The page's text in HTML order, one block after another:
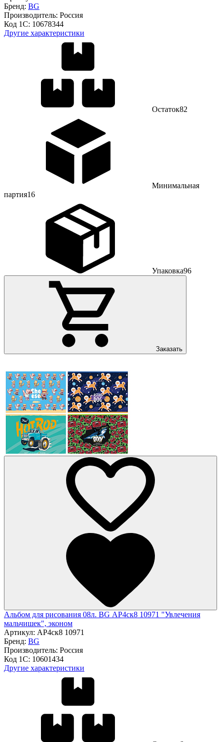
Бренд: BG
Производитель: Россия
Код 1С: 10678344
Другие характеристики
Остаток82
Минимальная
партия16
Упаковка96
Заказать
Альбом для рисования 08л. BG АР4ск8 10971 "Увлечения
мальчишек", эконом
Артикул: АР4ск8 10971
Бренд: BG
Производитель: Россия
Код 1С: 10601434
Другие характеристики